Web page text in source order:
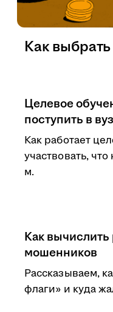
Как
Целевое
поступить в вуз
Как работает
участвовать,
м.
Как вычислить
мошенников
Рассказываем,
флаги» и куда